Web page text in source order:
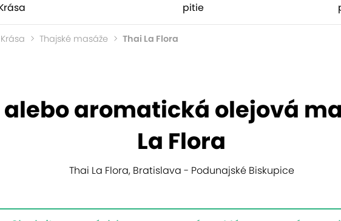
pitie
Thajské masáže Thai La Flora
aromatická olejová
La Flora
Thai La Flora, Bratislava - Podunajské Biskupice